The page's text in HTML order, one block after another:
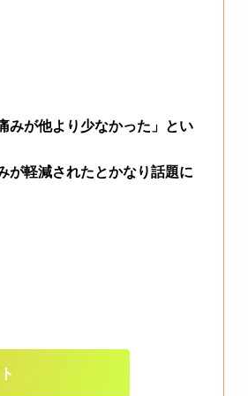
みが他より少なかった」とい
が軽減されたとかなり話題に